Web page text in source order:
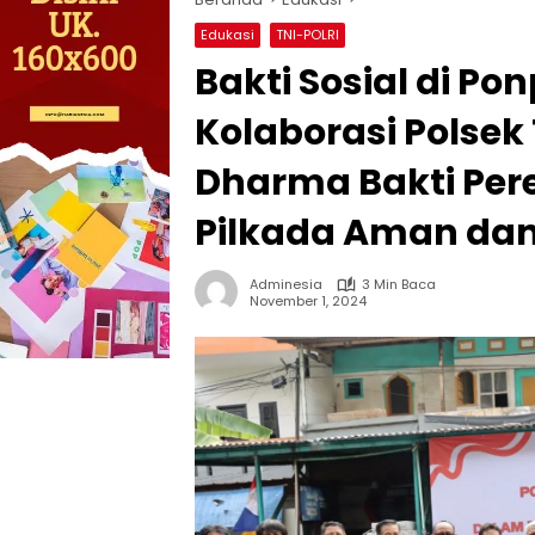
Edukasi TNI-POLRI
Bakti Sosial di
Kolaborasi
Dharma Bakti
Pilkada Aman
Adminesia
3 Min Baca
November 1, 2024